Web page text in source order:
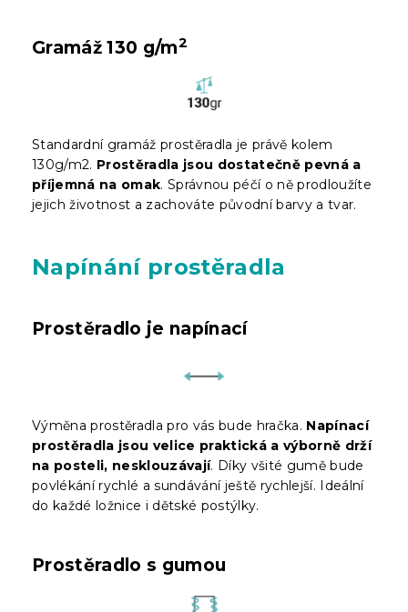
Gramáž 130 g/m2
Standardní gramáž prostěradla je právě kolem
130g/m2. Prostěradla jsou dostatečně pevná a
příjemná na omak. Správnou péčí o ně prodloužíte
jejich životnost a zachováte původní barvy a tvar.
Napínání prostěradla
Prostěradlo je napínací
Výměna prostěradla pro vás bude hračka. Napínací
prostěradla jsou velice praktická a výborně drží
na posteli, nesklouzávají. Díky všité gumě bude
povlékání rychlé a sundávání ještě rychlejší. Ideální
do každé ložnice i dětské postýlky.
Prostěradlo s gumou